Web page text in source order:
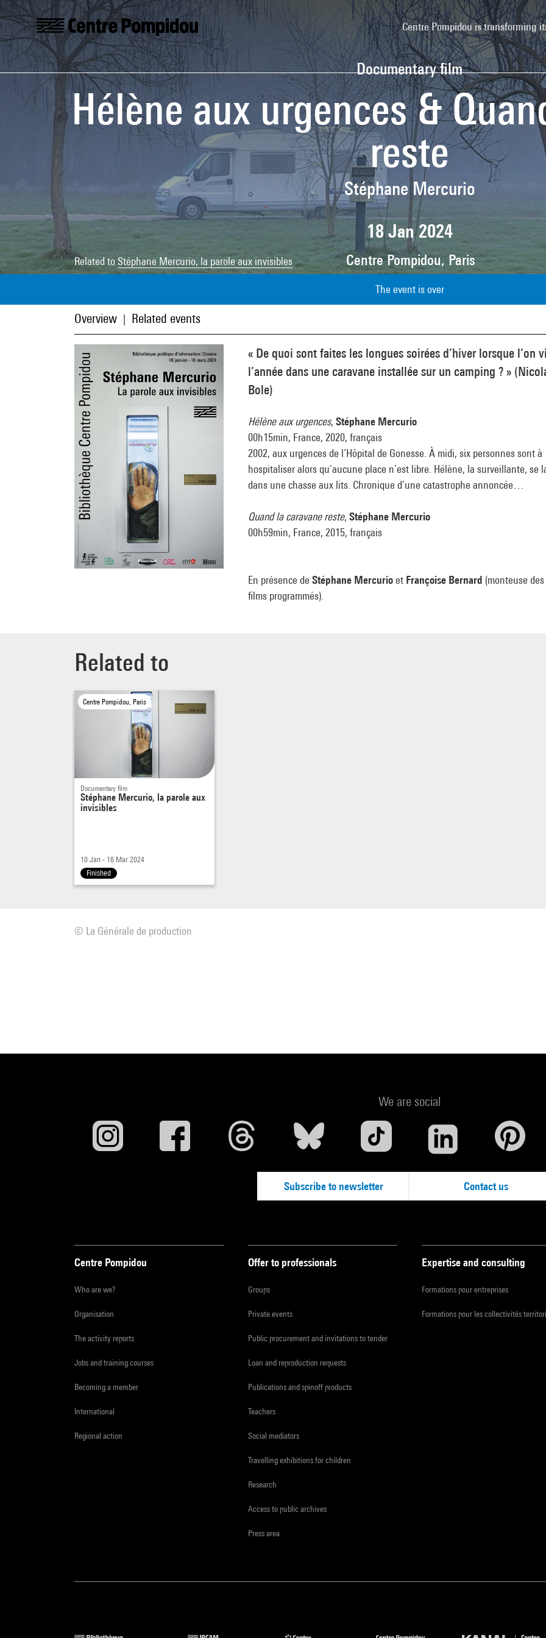
Skip to main content
Centre Pompidou
Centre Pompidou is transforming
Documentary film
Hélène aux urgences &
reste
Stéphane Mercurio
18 Jan 2024
Centre Pompidou, Paris
Related to Stéphane Mercurio, la parole aux invisibles
The event is over
Overview Related events
« De quoi sont faites les longues soirées d’hiver lorsque l’on
l’année dans une caravane installée sur un camping ? »
Bole)
Hélène aux urgences, Stéphane Mercurio
00h15min, France, 2020, français
2002, aux urgences de l’Hôpital de Gonesse. À midi, six personnes sont à
hospitaliser alors qu’aucune place n’est libre. Hélène, la surveillante, se
dans une chasse aux lits. Chronique d’une catastrophe annoncée…
Quand la caravane reste, Stéphane Mercurio
00h59min, France, 2015, français
En présence de Stéphane Mercurioet Françoise Bernard (monteuse
films programmés).
Related to
Centre Pompidou, Paris
Documentary film
Stéphane Mercurio, la parole aux
invisibles
10 Jan - 16 Mar 2024
Finished
© La Générale de production
We are social
Subscribe to newsletter Contact us
Centre Pompidou
Who are we?
Organisation
The activity reports
Jobs and training courses
Becoming a member
International
Regional action
Offer to professionals
Groups
Private events
Public procurement and invitations to tender
Loan and reproduction requests
Publications and spinoff products
Teachers
Social mediators
Travelling exhibitions for children
Research
Access to public archives
Press area
Expertise and consulting
Formations pour entreprises
Formations pour les collectivités